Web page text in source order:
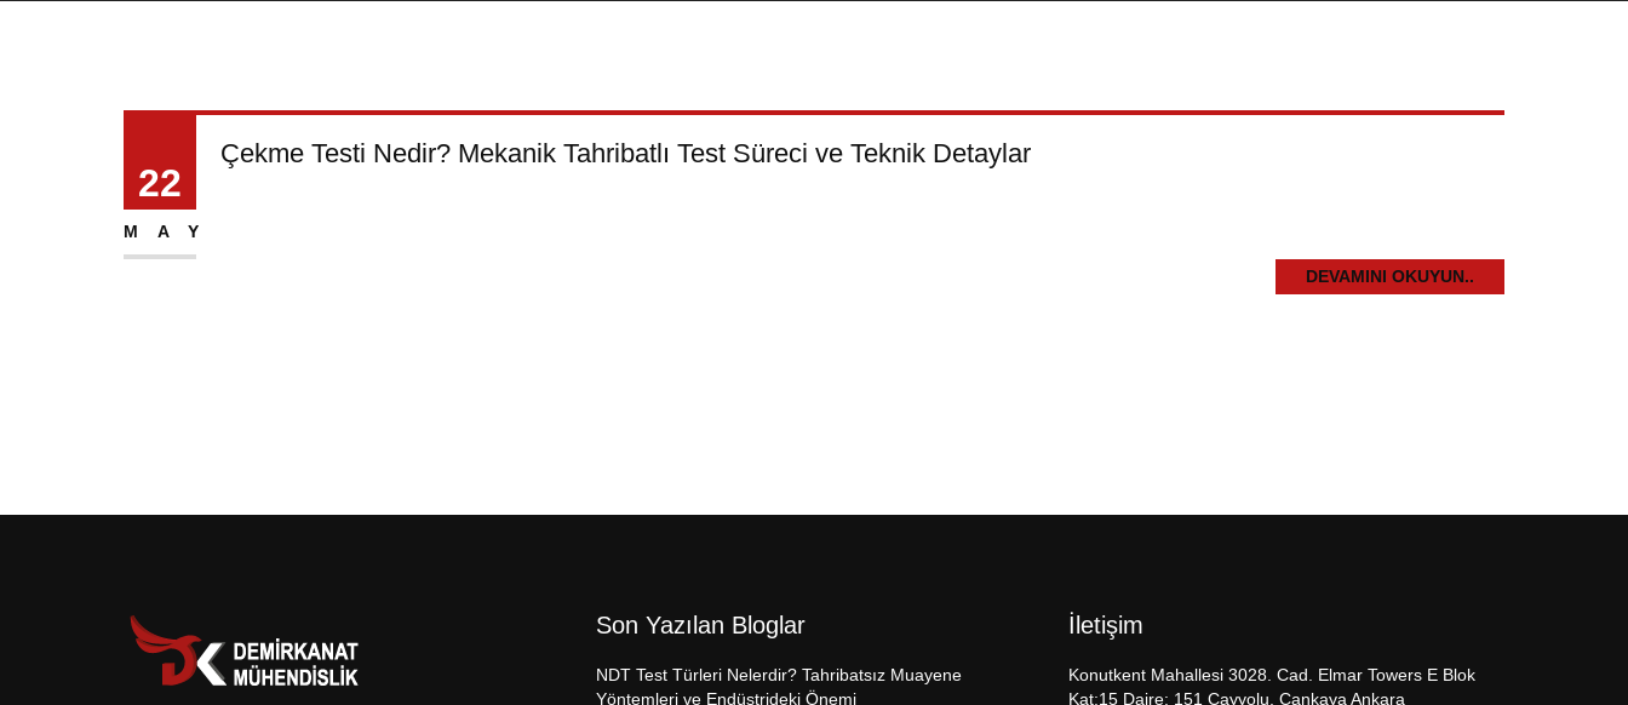
22
MAY
Çekme Testi Nedir? Mekanik Tahribatlı Test Süreci ve Teknik Detaylar
DEVAMINI OKUYUN..
Son Yazılan Bloglar
NDT Test Türleri Nelerdir? Tahribatsız Muayene
Yöntemleri ve Endüstrideki Önemi
İletişim
Konutkent Mahallesi 3028. Cad. Elmar Towers E Blok
Kat:15 Daire: 151 Çayyolu, Çankaya Ankara